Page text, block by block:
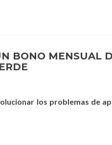
BONO MENSUAL
los problemas de